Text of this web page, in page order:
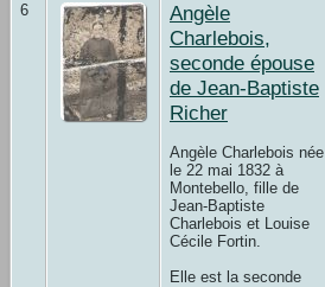
6
Angèle
Charlebois,
seconde épouse
de Jean-Baptiste
Richer
Angèle Charlebois née
le 22 mai 1832 à
Montebello, fille de
Jean-Baptiste
Charlebois et Louise
Cécile Fortin.
Elle est la seconde